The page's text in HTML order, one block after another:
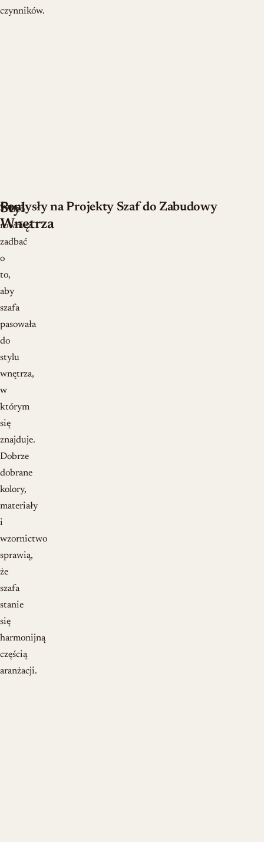
czynników.
Styl
Wnętrza
Warto
również
zadbać
o
to,
aby
szafa
pasowała
do
stylu
wnętrza,
w
którym
się
znajduje.
Dobrze
dobrane
kolory,
materiały
i
wzornictwo
sprawią,
że
szafa
stanie
się
harmonijną
częścią
aranżacji.
Pomysły na Projekty Szaf do Zabudowy